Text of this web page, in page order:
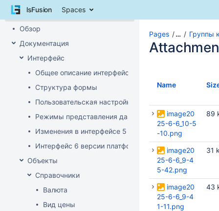
Skip
lsFusion Spaces
Pages
Обзор
Документация
Интерфейс
Общее описание интерфейса клиента
Структура формы
Пользовательская настройка интерфейса
Режимы представления данных
Изменения в интерфейсе 5 версии платформы
Интерфейс 6 версии платформы
Объекты
Справочники
Валюта
Вид цены
Pages … Группы
Name
image20
25-6-6_10-5
-10.png
89
image20
25-6-6_9-4
5-42.png
31
image20
25-6-6_9-4
1-11.png
43